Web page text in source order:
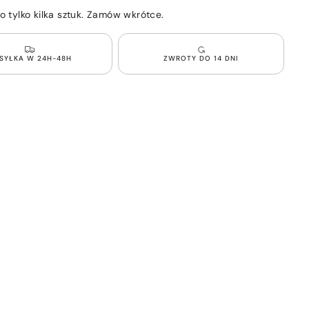
z
w
zestawie
tylko kilka sztuk. Zamów wkrótce.
W 24H-48H ZWROTY DO 14 DNI